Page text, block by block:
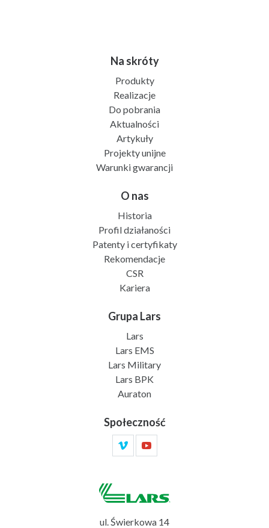
Na skróty
Produkty
Realizacje
Do pobrania
Aktualności
Artykuły
Projekty unijne
Warunki gwarancji
O nas
Historia
Profil działaności
Patenty i certyfikaty
Rekomendacje
CSR
Kariera
Grupa Lars
Lars
Lars EMS
Lars Military
Lars BPK
Auraton
Społeczność
ul. Świerkowa 14